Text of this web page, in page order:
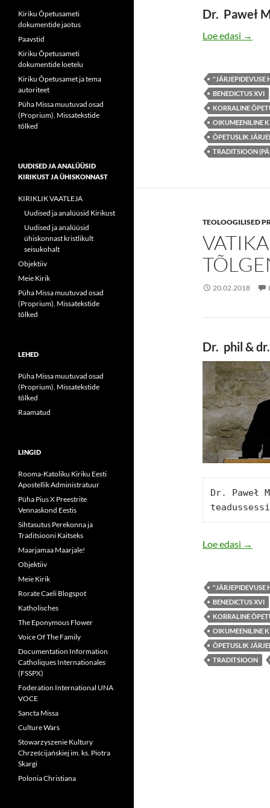
Dr. Paweł
Loe edasi →
"JÄRJEPIDEVUSE
BENEDICTUS XVI
KORRALINE
OIKUMEENILINE
ÕPETUSLIK
TRADITSIOON
TEOLOOGILISED
20.02.2018
Dr. phil &
Dr. Paweł
Loe edasi →
"JÄRJEPIDEVUSE
BENEDICTUS XVI
KORRALINE
OIKUMEENILINE
ÕPETUSLIK
TRADITSIOON
Kiriku Õpetusameti
dokumentide jaotus
Paavstid
Kiriku Õpetusameti
dokumentide loetelu
Kiriku Õpetusamet ja tema
autoriteet
Püha Missa muutuvad osad
(Proprium). Missatekstide
tõlked
UUDISED JA ANALÜÜSID
KIRIKUST JA ÜHISKONNAST
KIRIKLIK VAATLEJA
Uudised ja analüüsid Kirikust
Uudised ja analüüsid
ühiskonnast kristlikult
seisukohalt
Objektiiv
Meie Kirik
Püha Missa muutuvad osad
(Proprium). Missatekstide
tõlked
LEHED
Püha Missa muutuvad osad
(Proprium). Missatekstide
tõlked
Raamatud
LINGID
Rooma-Katoliku Kiriku Eesti
Apostellik Administratuur
Püha Pius X Preestrite
Vennaskond Eestis
Sihtasutus Perekonna ja
Traditsiooni Kaitseks
Maarjamaa Maarjale!
Objektiiv
Meie Kirik
Rorate Caeli Blogspot
Katholisches
The Eponymous Flower
Voice Of The Family
Documentation Information
Catholiques Internationales
(FSSPX)
Foderation International UNA
VOCE
Sancta Missa
Culture Wars
Stowarzyszenie Kultury
Chrześcijańskiej im. ks. Piotra
Skargi
Polonia Christiana